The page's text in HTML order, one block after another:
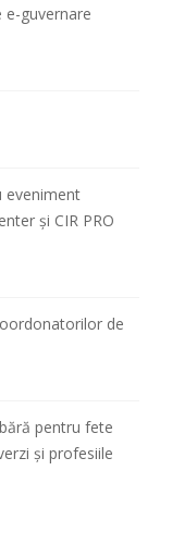
guvernare
eveniment
și CIR PRO
de
pentru fete
și profesiile